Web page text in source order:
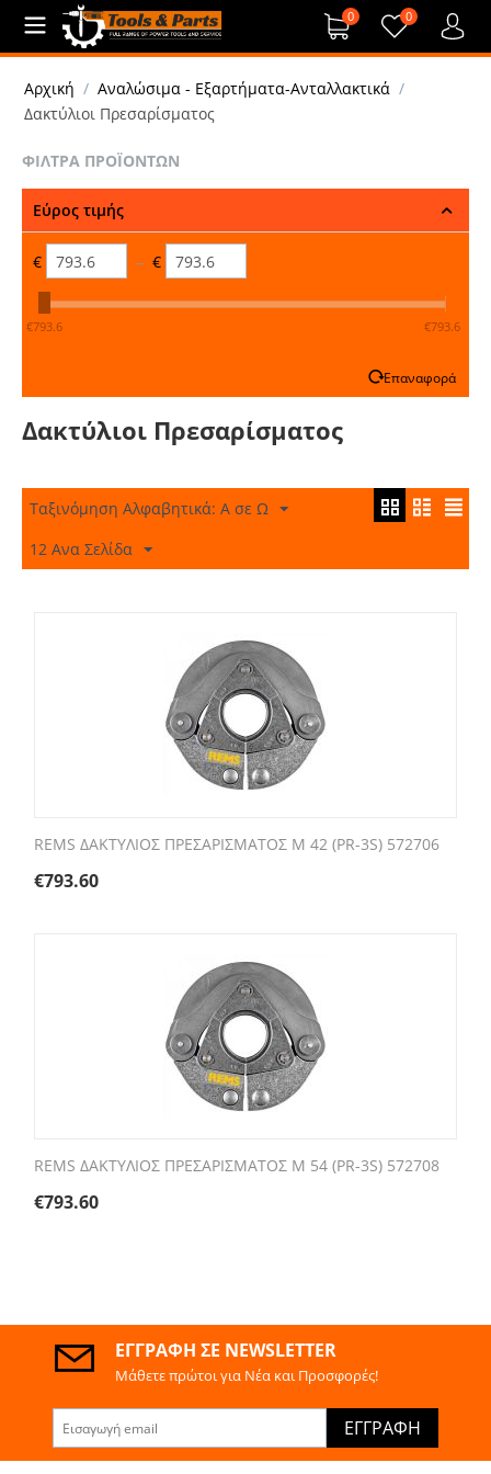
0 0
Αρχική / Αναλώσιμα - Εξαρτήματα-Ανταλλακτικά /
Δακτύλιοι Πρεσαρίσματος
ΦΊΛΤΡΑ ΠΡΟΪΌΝΤΩΝ
Εύρος τιμής
€ – €
‎€793.6 ‎€793.6
Επαναφορά
Δακτύλιοι Πρεσαρίσματος
Ταξινόμηση Αλφαβητικά: A σε Ω
12 Ανα Σελίδα
REMS ΔΑΚΤΥΛΙΟΣ ΠΡΕΣΑΡΙΣΜΑΤΟΣ M 42 (PR-3S) 572706
€793.60
REMS ΔΑΚΤΥΛΙΟΣ ΠΡΕΣΑΡΙΣΜΑΤΟΣ M 54 (PR-3S) 572708
€793.60
ΕΓΓΡΑΦΉ ΣΕ NEWSLETTER
Μάθετε πρώτοι για Νέα και Προσφορές!
ΕΓΓΡΑΦΉ